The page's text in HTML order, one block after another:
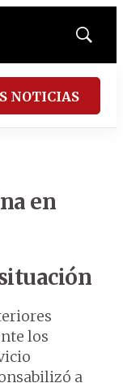
Mostrar
NOTICIAS
en
los
a